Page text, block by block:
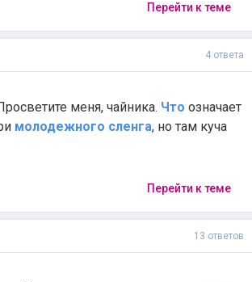
Перейти к теме
4 ответа
меня, чайника. Что означает
молодежного сленга, но там куча
Перейти к теме
13 ответов